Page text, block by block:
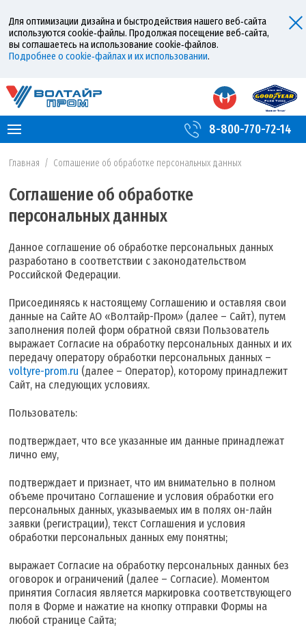
Для оптимизации дизайна и быстродействия нашего веб‑сайта
используются cookie‑файлы. Продолжая посещение веб‑сайта,
вы соглашаетесь на использование cookie‑файлов.
Подробнее о cookie‑файлах и их использовании.
8-800-770-72-14
Главная / Соглашение об обработке персональных данных
Соглашение об обработке
персональных данных
Данное соглашение об обработке персональных данных
разработано в соответствии с законодательством
Российской Федерации.
Присоединяясь к настоящему Соглашению и оставляя свои
данные на Сайте АО «Волтайр-Пром» (далее – Сайт), путем
заполнения полей форм обратной связи Пользователь
выражает Согласие на обработку персональных данных и их
передачу оператору обработки персональных данных –
voltyre-prom.ru (далее – Оператор), которому принадлежит
Сайт, на следующих условиях.
Пользователь:
подтверждает, что все указанные им данные принадлежат
лично ему,
подтверждает и признает, что им внимательно в полном
объеме прочитано Соглашение и условия обработки его
персональных данных, указываемых им в полях он-лайн
заявки (регистрации), текст Соглашения и условия
обработки персональных данных ему понятны;
выражает Согласие на обработку персональных данных без
оговорок и ограничений (далее – Согласие). Моментом
принятия Согласия является маркировка соответствующего
поля в Форме и нажатие на кнопку отправки Формы на
любой странице Сайта;